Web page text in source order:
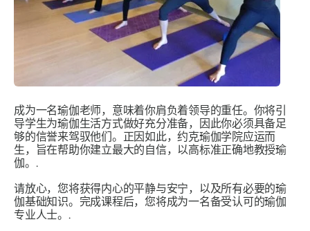
成为一名瑜伽老师，意味着你肩负着领导的重任。你将引
导学生为瑜伽生活方式做好充分准备，因此你必须具备足
够的信誉来驾驭他们。正因如此，约克瑜伽学院应运而
生，旨在帮助你建立最大的自信，以高标准正确地教授瑜
伽。.
请放心，您将获得内心的平静与安宁，以及所有必要的瑜
伽基础知识。完成课程后，您将成为一名备受认可的瑜伽
专业人士。.